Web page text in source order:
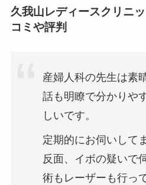
久我山レディースクリニ
コミや評判
産婦人科の先生は素
話も明瞭で分かりや
しいです。
定期的にお伺いして
反面、イボの疑いで
術もレーザーも行っ